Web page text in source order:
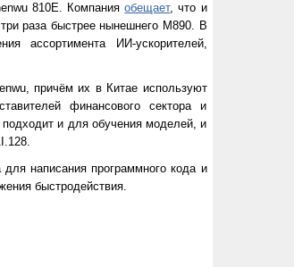
810E. Компанияобещает, что и
раза быстрее нынешнего M890. В
ассортимента ИИ-ускорителей,
причём их в Китае используют
финансового сектора и
и для обучения моделей, и
написания программного кода и
быстродействия.